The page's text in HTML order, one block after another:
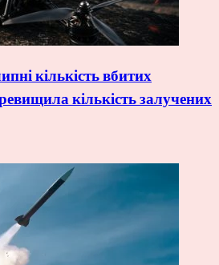
кількість вбитих
кількість залучених